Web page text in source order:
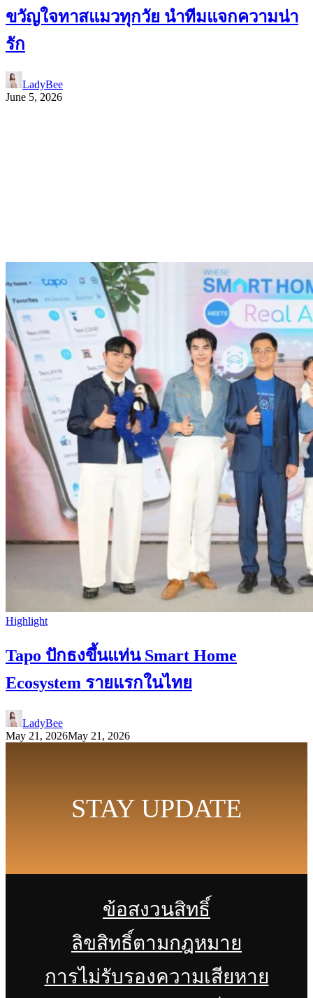
ขวัญใจทาสแมวทุกวัย นำทีมแจกความน่า
รัก
LadyBee
June 5, 2026
Highlight
Tapo ปักธงขึ้นแท่น Smart Home
Ecosystem รายแรกในไทย
LadyBee
May 21, 2026May 21, 2026
STAY UPDATE
ข้อสงวนสิทธิ์
ลิขสิทธิ์ตามกฎหมาย
การไม่รับรองความเสียหาย